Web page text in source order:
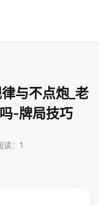
与不点炮_老
-牌局技巧
：1